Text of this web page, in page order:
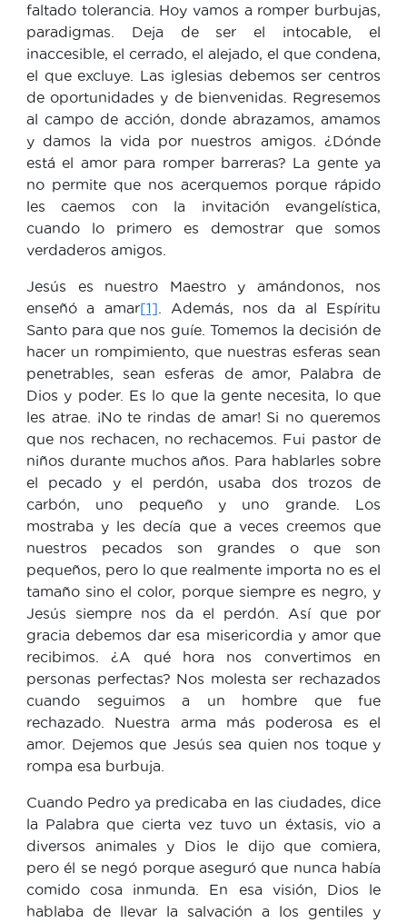
faltado tolerancia. Hoy vamos a romper burbujas,
paradigmas. Deja de ser el intocable, el
inaccesible, el cerrado, el alejado, el que condena,
el que excluye. Las iglesias debemos ser centros
de oportunidades y de bienvenidas. Regresemos
al campo de acción, donde abrazamos, amamos
y damos la vida por nuestros amigos. ¿Dónde
está el amor para romper barreras? La gente ya
no permite que nos acerquemos porque rápido
les caemos con la invitación evangelística,
cuando lo primero es demostrar que somos
verdaderos amigos.
Jesús es nuestro Maestro y amándonos, nos
enseñó a amar[1] . Además, nos da al Espíritu
Santo para que nos guíe. Tomemos la decisión de
hacer un rompimiento, que nuestras esferas sean
penetrables, sean esferas de amor, Palabra de
Dios y poder. Es lo que la gente necesita, lo que
les atrae. ¡No te rindas de amar! Si no queremos
que nos rechacen, no rechacemos. Fui pastor de
niños durante muchos años. Para hablarles sobre
el pecado y el perdón, usaba dos trozos de
carbón, uno pequeño y uno grande. Los
mostraba y les decía que a veces creemos que
nuestros pecados son grandes o que son
pequeños, pero lo que realmente importa no es el
tamaño sino el color, porque siempre es negro, y
Jesús siempre nos da el perdón. Así que por
gracia debemos dar esa misericordia y amor que
recibimos. ¿A qué hora nos convertimos en
personas perfectas? Nos molesta ser rechazados
cuando seguimos a un hombre que fue
rechazado. Nuestra arma más poderosa es el
amor. Dejemos que Jesús sea quien nos toque y
rompa esa burbuja.
Cuando Pedro ya predicaba en las ciudades, dice
la Palabra que cierta vez tuvo un éxtasis, vio a
diversos animales y Dios le dijo que comiera,
pero él se negó porque aseguró que nunca había
comido cosa inmunda. En esa visión, Dios le
hablaba de llevar la salvación a los gentiles y